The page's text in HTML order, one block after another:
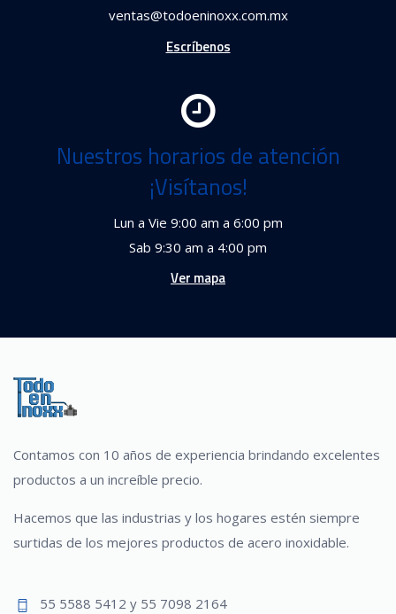
ventas@todoeninoxx.com.mx
Escríbenos
Nuestros horarios de atención
¡Visítanos!
Lun a Vie 9:00 am a 6:00 pm
Sab 9:30 am a 4:00 pm
Ver mapa
Contamos con 10 años de experiencia brindando excelentes
productos a un increíble precio.
Hacemos que las industrias y los hogares estén siempre
surtidas de los mejores productos de acero inoxidable.
55 5588 5412 y 55 7098 2164